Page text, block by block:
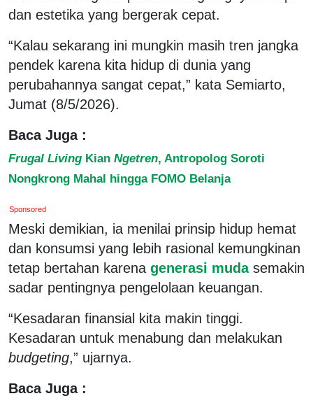
dan estetika yang bergerak cepat.
“Kalau sekarang ini mungkin masih tren jangka
pendek karena kita hidup di dunia yang
perubahannya sangat cepat,” kata Semiarto,
Jumat (8/5/2026).
Baca Juga :
Frugal Living Kian Ngetren, Antropolog Soroti
Nongkrong Mahal hingga FOMO Belanja
Sponsored
Meski demikian, ia menilai prinsip hidup hemat
dan konsumsi yang lebih rasional kemungkinan
tetap bertahan karena generasi muda semakin
sadar pentingnya pengelolaan keuangan.
“Kesadaran finansial kita makin tinggi.
Kesadaran untuk menabung dan melakukan
budgeting,” ujarnya.
Baca Juga :